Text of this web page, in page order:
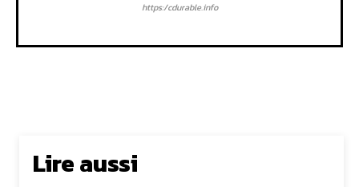
https:/cdurable.info
Lire aussi